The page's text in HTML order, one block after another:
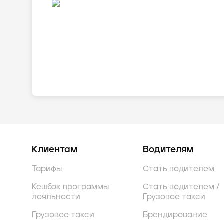
Клиентам
Тарифы
Кешбэк программы
лояльности
Грузовое такси
Водителям
Стать водителем
Стать водителем /
Грузовое такси
Брендирование